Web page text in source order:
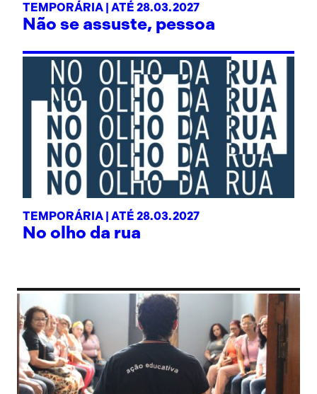
TEMPORÁRIA | ATÉ 28.03.2027
Não se assuste, pessoa
TEMPORÁRIA | ATÉ 28.03.2027
No olho da rua